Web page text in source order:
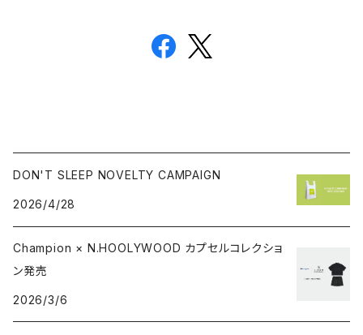
DON'T SLEEP NOVELTY CAMPAIGN
2026/4/28
Champion × N.HOOLYWOOD カプセルコレクショ
ン発売
2026/3/6